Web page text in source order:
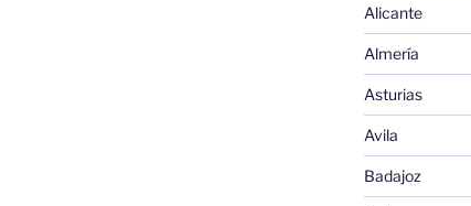
Alicante
Almería
Asturias
Avila
Badajoz